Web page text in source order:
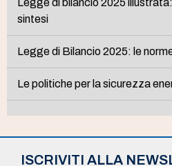
Legge di bilancio 2025
sintesi
Legge di Bilancio 2025: le
Le politiche per la sicurezza
ISCRIVITI ALLA